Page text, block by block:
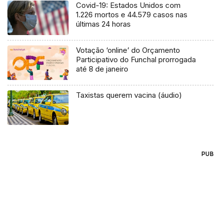
Covid-19: Estados Unidos com
1.226 mortos e 44.579 casos nas
últimas 24 horas
Votação ‘online’ do Orçamento
Participativo do Funchal prorrogada
até 8 de janeiro
Taxistas querem vacina (áudio)
PUB